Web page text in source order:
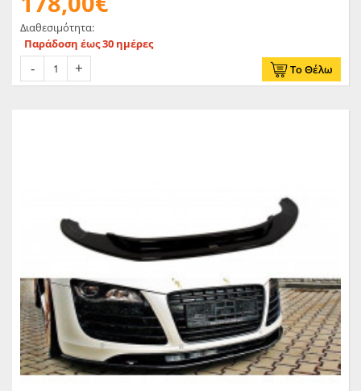
Διαθεσιμότητα:
Παράδοση έως 30 ημέρες
Το Θέλω